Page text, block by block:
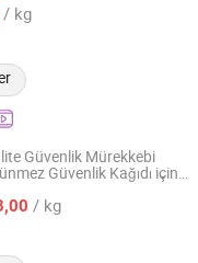
/ kg
2022
Güvenlik Mürekkebi
Güvenlik Kağıdı için,
1kg/Can
/ kg
Ltd
2022